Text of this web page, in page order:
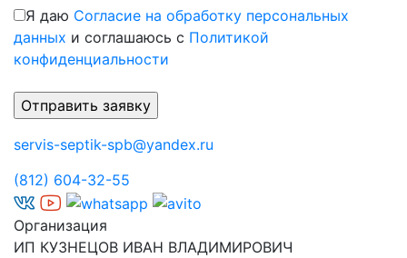
Я даю Согласие на обработку персональных
данных и соглашаюсь с Политикой
конфиденциальности
servis-septik-spb@yandex.ru
(812) 604-32-55
Организация
ИП КУЗНЕЦОВ ИВАН ВЛАДИМИРОВИЧ